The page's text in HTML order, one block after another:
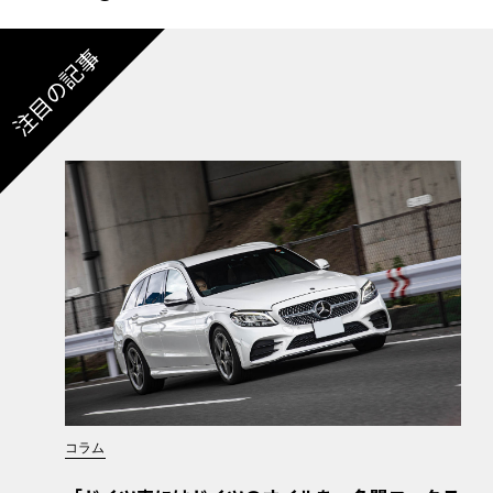
注目の記事
コラム